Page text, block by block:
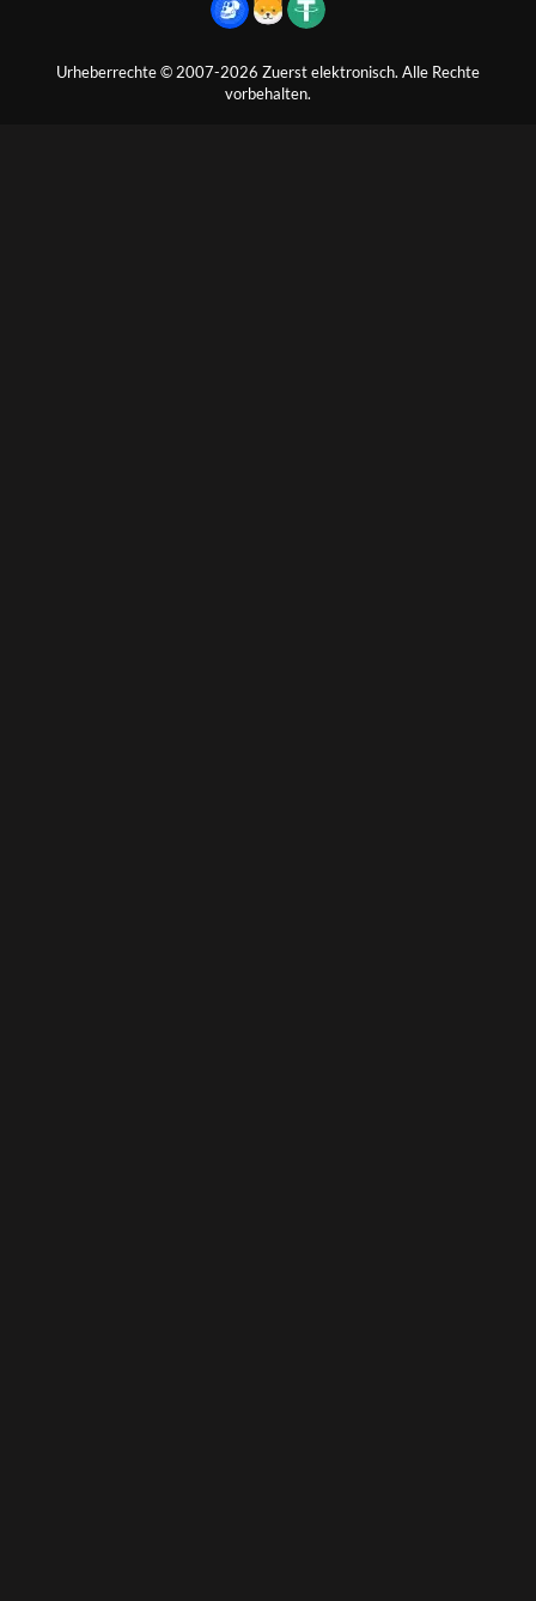
Urheberrechte © 2007-2026 Zuerst elektronisch. Alle Rechte
vorbehalten.